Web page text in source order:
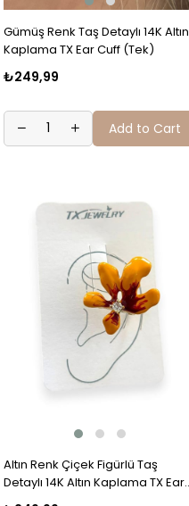
Gümüş Renk Taş Detaylı 14K Altın
Kaplama TX Ear Cuff (Tek)
₺249,99
Add to Cart
Altın Renk Çiçek Figürlü Taş
Detaylı 14K Altın Kaplama TX Ear
Cuff (Tek)